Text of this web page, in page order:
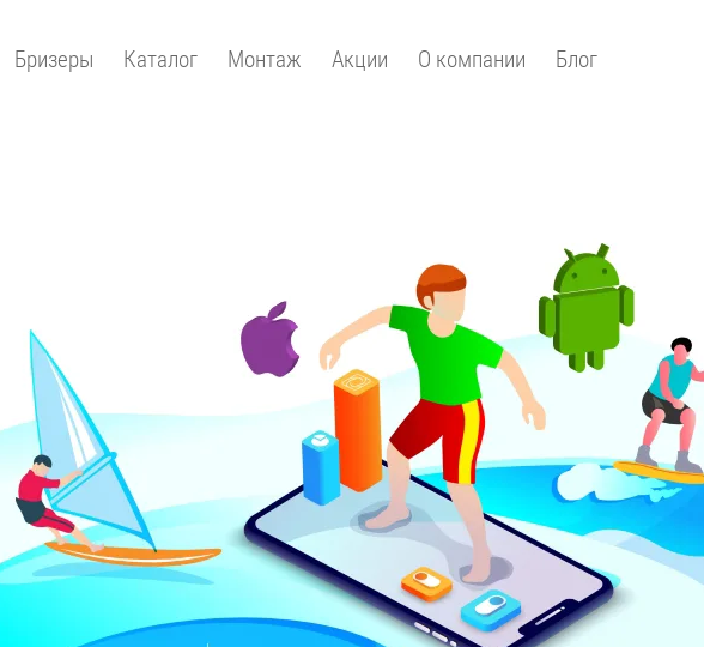
Бризеры Каталог Монтаж Акции О компании Блог